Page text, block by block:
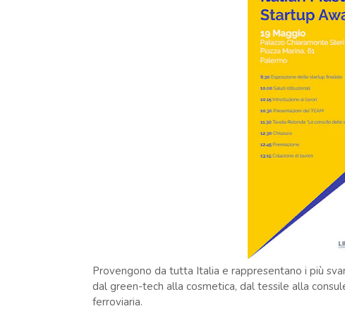
Provengono da tutta Italia e rappresentano i più
dal green-tech alla cosmetica, dal tessile alla
ferroviaria.